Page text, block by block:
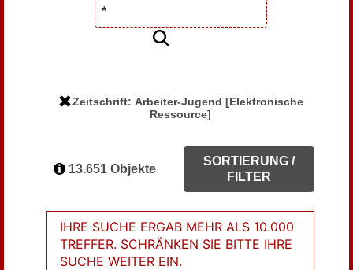
Zeitschrift: Arbeiter-Jugend [Elektronische
Ressource]
13.651 Objekte
SORTIERUNG /
FILTER
IHRE SUCHE ERGAB MEHR ALS 10.000
TREFFER. SCHRÄNKEN SIE BITTE IHRE
SUCHE WEITER EIN.